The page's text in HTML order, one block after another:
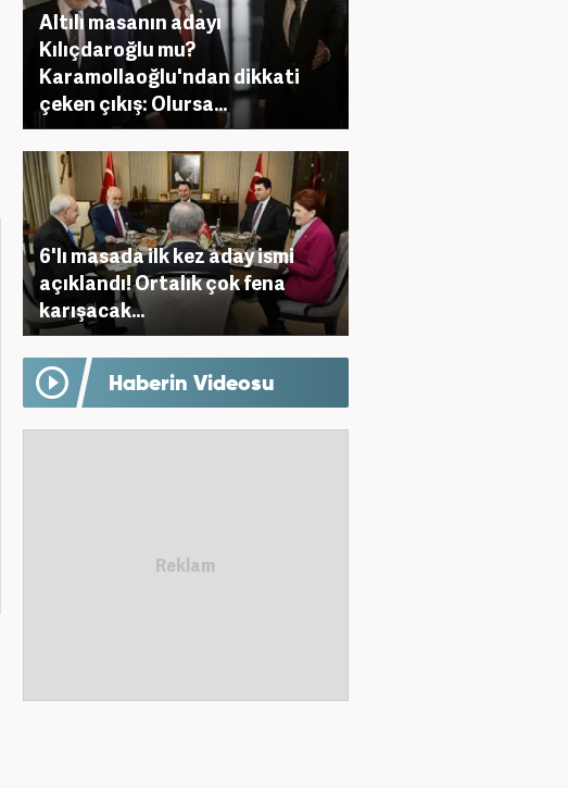
Altılı masanın adayı
Kılıçdaroğlu mu?
Karamollaoğlu'ndan dikkati
çeken çıkış: Olursa...
6'lı masada ilk kez aday ismi
açıklandı! Ortalık çok fena
karışacak...
Haberin Videosu